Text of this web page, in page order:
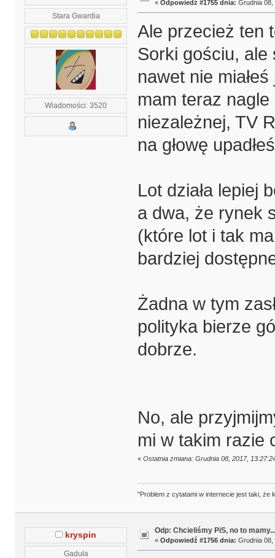
Stara Gwardia
Wiadomości: 3520
« Odpowiedź #1755 dnia: Grudnia 08,
Ale przecież ten
Sorki gościu, ale
nawet nie
mam teraz
niezależnej, TV
na głowę
Lot działa lepiej
a dwa, że rynek
(które lot i tak
bardziej
Żadna w tym
polityka bierze
dobrze.
No, ale
mi w takim razie
« Ostatnia zmiana: Grudnia 08, 2017,
"Problem z cytatami w internecie jest taki, że
kryspin
Gaduła
Odp: Chcieliśmy PiS, no to
« Odpowiedź #1756 dnia: Grudnia 08,